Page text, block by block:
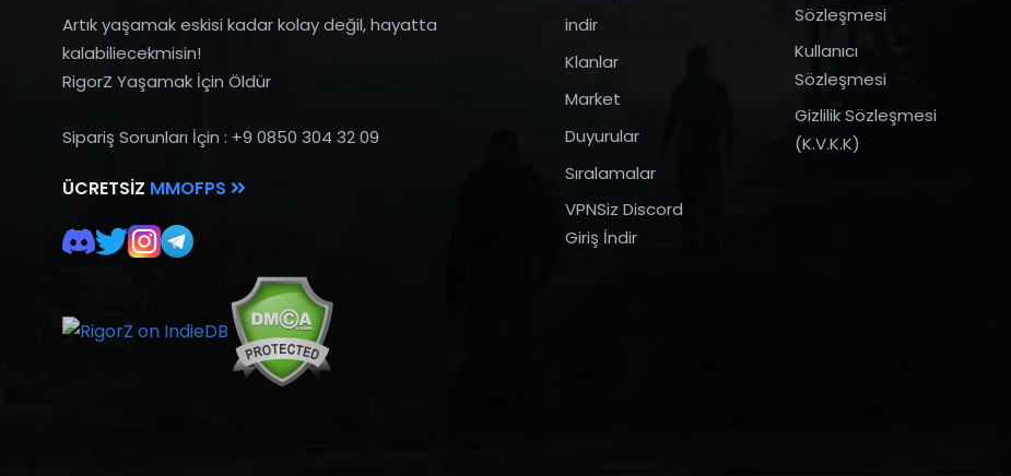
Artık yaşamak eskisi kadar kolay değil, hayatta
kalabiliecekmisin!
RigorZ Yaşamak İçin Öldür
Sipariş Sorunları İçin : +9 0850 304 32 09
ÜCRETSIZ MMOFPS
indir
Klanlar
Market
Duyurular
Sıralamalar
VPNSiz Discord
Giriş İndir
Sözleşmesi
Kullanıcı
Sözleşmesi
Gizlilik Sözleşmesi
(K.V.K.K)